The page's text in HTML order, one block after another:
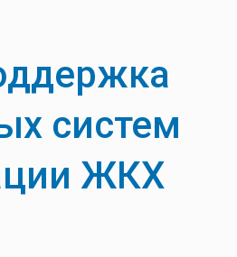
систем
ЖКХ